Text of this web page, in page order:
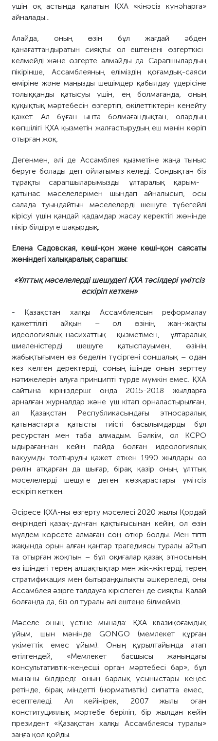
үшін оқ астында қалатын
ҚХА «кінәсіз күнәһарға»
айналады...
Алайда, оның өзін бұл жағдай әбден
қанағаттандыратын сияқты: ол ештеңені өзгерткісі
келмейді және өзгерте алмайды да. Сарапшылардың
пікірінше, Ассамблеяның еліміздің қоғамдық-саяси
өміріне және маңызды шешімдер қабылдау үдерісіне
толыққанды қатысуы үшін, ең болмағанда, оның
құқықтық мәртебесін өзгертіп, өкілеттіктерін кеңейту
қажет. Ал бұған ынта болмағандықтан, олардың
көпшілігі ҚХА қызметін жалғастырудың еш мәнін көріп
отырған жоқ.
Дегенмен, әлі де Ассамблея қызметіне жаңа тыныс
беруге болады деп ойлағымыз келеді. Сондықтан біз
тұрақты сарапшыларымызды ұлтаралық қарым-
қатынас мәселелерімен шындап айналысып, осы
салада туындайтын мәселелерді шешуге түбегейлі
кірісуі үшін қандай қадамдар жасау керектігі жөнінде
пікір білдіруге шақырдық.
Елена Садовская, көші-қон және көші-қон саясаты
жөніндегі халықаралық сарапшы:
«Ұлттық мәселелерді шешудегіҚХАтәсілдері үмітсіз
ескіріп кеткен»
- Қазақстан халқы Ассамблеясын реформалау
қажеттілігі айқын – ол өзінің жан-жақты
идеологиялық-насихаттық қызметімен, ұлтаралық
шиеленістерді шешуге қатыспауымен, өзінің
жабықтығымен өз беделін түсіргені соншалық – одан
кез келген деректерді, соның ішінде оның зерттеу
нәтижелерін алуға принципті түрде мүмкін емес. ҚХА
сайтына кіріңіздерші:онда2015-2018 жылдарға
арналған журналдар және үш кітап орналастырылған,
ал Қазақстан Республикасындағы этносаралық
қатынастарға қатысты тиісті басылымдарды бұл
ресурстанмен таба алмадым. Бәлкім, ол КСРО
ыдырағаннан кейін пайда болған идеологиялық
вакуумды толтыруды қажет еткен 1990 жылдары өз
рөлін атқарғанда шығар, бірақ қазір оның ұлттық
мәселелерді шешуге деген көзқарастары үмітсіз
ескіріп кеткен.
Әсіресе ҚХА-ны өзгерту мәселесі 2020 жылы Қордай
өңіріндегі қазақ-дұнған қақтығысынан кейін, ол өзін
мүлдемкөрсете алмаған соң өткір болды. Мен тіпті
жақында орын алған қаңтар трагедиясы туралы айтып
та отырған жоқпын – бұл оқиғалар қазақ этносының
өз ішіндегі терең алшақтықтар мен жік-жіктерді, терең
стратификация мен бытыраңқылықты әшкереледі, оны
Ассамблея әзірге талдауға кіріспеген де сияқты. Қалай
болғанда да, бізол туралы әлі ештеңе білмейміз.
Мәселеоның үстінемынада: ҚХА квазиқоғамдық
ұйым, шын мәнінде GONGO (мемлекет құрған
үкіметтік емес ұйым). Оның құрылтайында атап
өтілгендей, «Мемлекет басшысы жанындағы
консультативтік-кеңесші орган мәртебесі бар», бұл
мынаны білдіреді: оның барлық ұсыныстары кеңес
ретінде, бірақ міндетті (нормативтік) сипатта емес,
есептеледі. Ал кейінірек, 2007 жылы оған
конституциялық мәртебе беріліп, бір жылдан кейін
президент «Қазақстан халқы Ассамблеясы туралы»
заңға қол қойды.